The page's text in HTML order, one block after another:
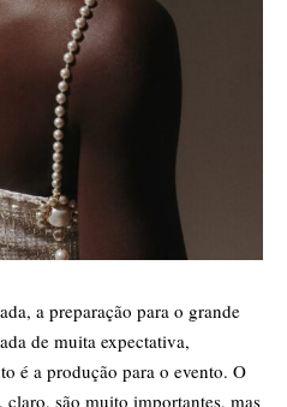
a preparação para o grande
de muita expectativa,
é a produção para o evento. O
são muito importantes, mas